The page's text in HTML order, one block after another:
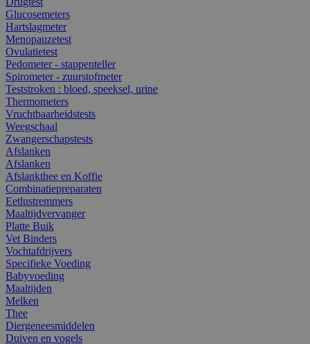
Glucosemeters
Hartslagmeter
Menopauzetest
Ovulatietest
Pedometer - stappenteller
Spirometer - zuurstofmeter
Teststroken : bloed, speeksel, urine
Thermometers
Vruchtbaarheidstests
Weegschaal
Zwangerschapstests
Afslanken
Afslanken
Afslankthee en Koffie
Combinatiepreparaten
Eetlustremmers
Maaltijdvervanger
Platte Buik
Vet Binders
Vochtafdrijvers
Specifieke Voeding
Babyvoeding
Maaltijden
Melken
Thee
Diergeneesmiddelen
Duiven en vogels